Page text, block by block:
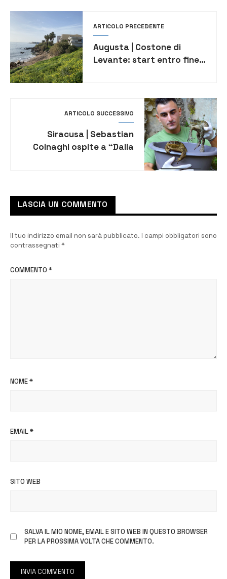
ARTICOLO PRECEDENTE
Augusta | Costone di
Levante: start entro fine
ARTICOLO SUCCESSIVO
Siracusa | Sebastian
Colnaghi ospite a “Dalla
LASCIA UN COMMENTO
Il tuo indirizzo email non sarà pubblicato. I campi obbligatori sono
contrassegnati *
COMMENTO *
NOME*
EMAIL*
SITO WEB
SALVA IL MIO NOME, EMAIL E SITO WEB IN QUESTO BROWSER
PER LA PROSSIMA VOLTA CHE COMMENTO.